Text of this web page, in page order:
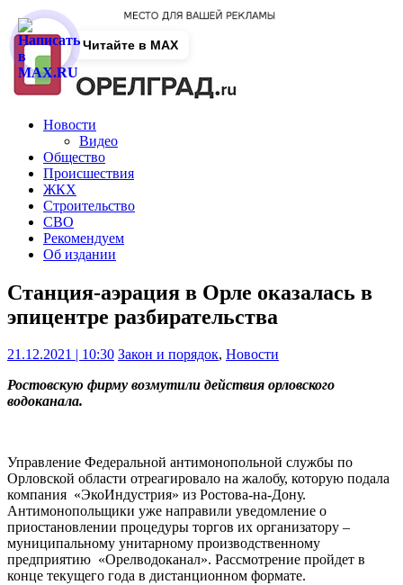
Новости
Видео
Общество
Происшествия
ЖКХ
Строительство
СВО
Рекомендуем
Об издании
Станция-аэрация в Орле оказалась в
эпицентре разбирательства
21.12.2021 | 10:30 Закон и порядок, Новости
Ростовскую фирму возмутили действия орловского
водоканала.
Управление Федеральной антимонопольной службы по
Орловской области отреагировало на жалобу, которую подала
компания «ЭкоИндустрия» из Ростова-на-Дону.
Антимонопольщики уже направили уведомление о
приостановлении процедуры торгов их организатору –
муниципальному унитарному производственному
предприятию «Орелводоканал». Рассмотрение пройдет в
конце текущего года в дистанционном формате.
Читайте в MAX